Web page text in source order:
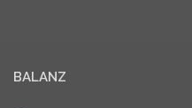
BALANZ